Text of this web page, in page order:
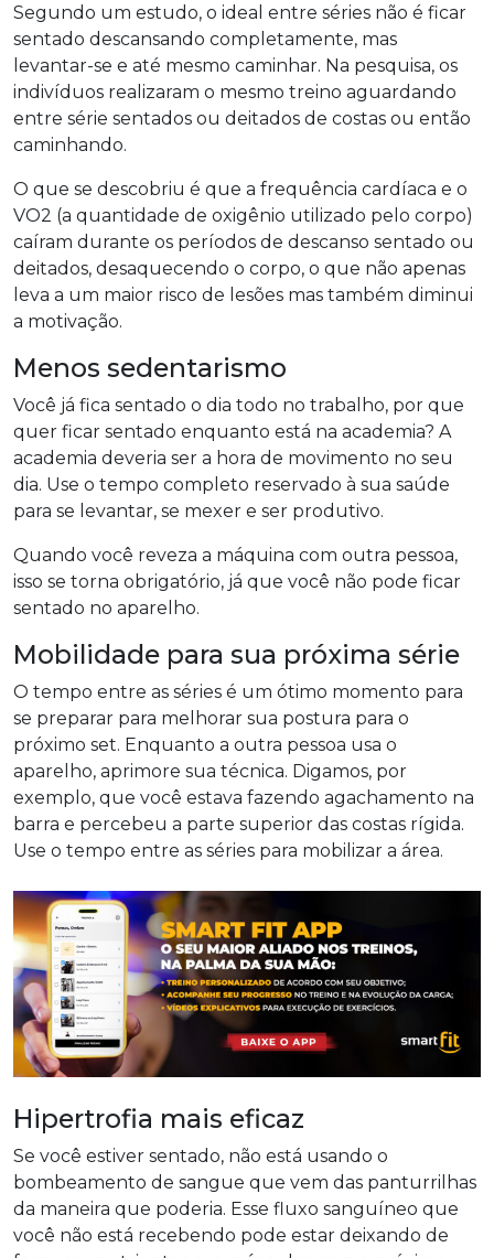
Segundo um estudo, o ideal entre séries não é ficar
sentado descansando completamente, mas
levantar-se e até mesmo caminhar. Na pesquisa, os
indivíduos realizaram o mesmo treino aguardando
entre série sentados ou deitados de costas ou então
caminhando.
O que se descobriu é que a frequência cardíaca e o
VO2 (a quantidade de oxigênio utilizado pelo corpo)
caíram durante os períodos de descanso sentado ou
deitados, desaquecendo o corpo, o que não apenas
leva a um maior risco de lesões mas também diminui
a motivação.
Menos sedentarismo
Você já fica sentado o dia todo no trabalho, por que
quer ficar sentado enquanto está na academia? A
academia deveria ser a hora de movimento no seu
dia. Use o tempo completo reservado à sua saúde
para se levantar, se mexer e ser produtivo.
Quando você reveza a máquina com outra pessoa,
isso se torna obrigatório, já que você não pode ficar
sentado no aparelho.
Mobilidade para sua próxima série
O tempo entre as séries é um ótimo momento para
se preparar para melhorar sua postura para o
próximo set. Enquanto a outra pessoa usa o
aparelho, aprimore sua técnica. Digamos, por
exemplo, que você estava fazendo agachamento na
barra e percebeu a parte superior das costas rígida.
Use o tempo entre as séries para mobilizar a área.
Hipertrofia mais eficaz
Se você estiver sentado, não está usando o
bombeamento de sangue que vem das panturrilhas
da maneira que poderia. Esse fluxo sanguíneo que
você não está recebendo pode estar deixando de